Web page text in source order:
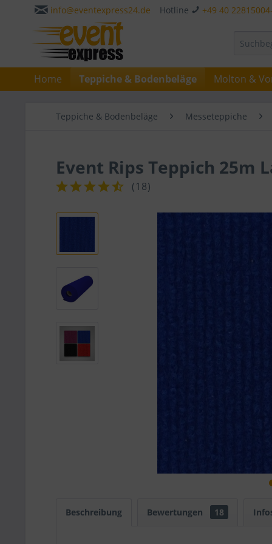
info@eventexpress24.de Hotline +49 40
Home Teppiche & Bodenbeläge Molton &
Teppiche & Bodenbeläge Messeteppiche
Event Rips Teppich 25m
(18)
Beschreibung Bewertungen 18